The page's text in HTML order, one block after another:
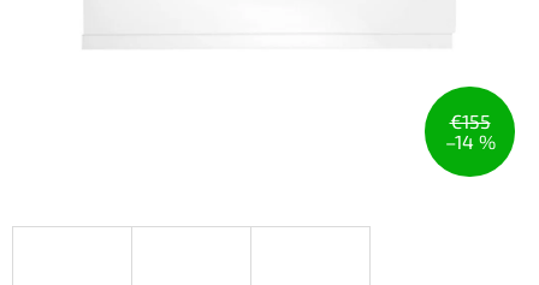
€155
–14 %